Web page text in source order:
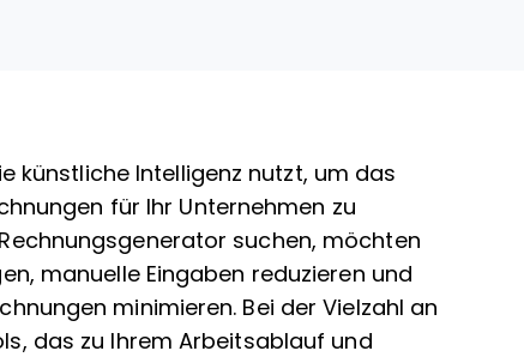
künstliche Intelligenz nutzt, um das
für Ihr Unternehmen zu
suchen, möchten
manuelle Eingaben reduzieren und
minimieren. Bei der Vielzahl an
das zu Ihrem Arbeitsablauf und